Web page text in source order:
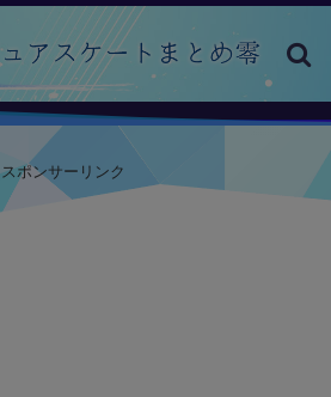
スポンサーリンク